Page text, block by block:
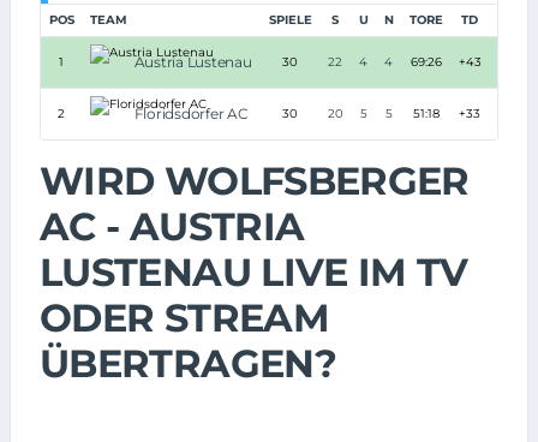
POS TEAM SPIELE S U N TORE TD
1 Austria Lustenau 30 22 4 4 69:26 +43
2 Floridsdorfer AC 30 20 5 5 51:18 +33
WIRD WOLFSBERGER
AC - AUSTRIA
LUSTENAU LIVE IM TV
ODER STREAM
ÜBERTRAGEN?